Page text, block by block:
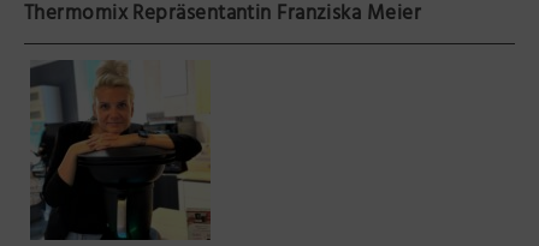
Präsenzstelle Prignitz Standort Neuruppin
Museum Neuruppin
Brandenburg-Preußen Museum Wustrau
Wegemuseum Wusterhausen/Dosse
Thermomix Repräsentantin Franziska Meier